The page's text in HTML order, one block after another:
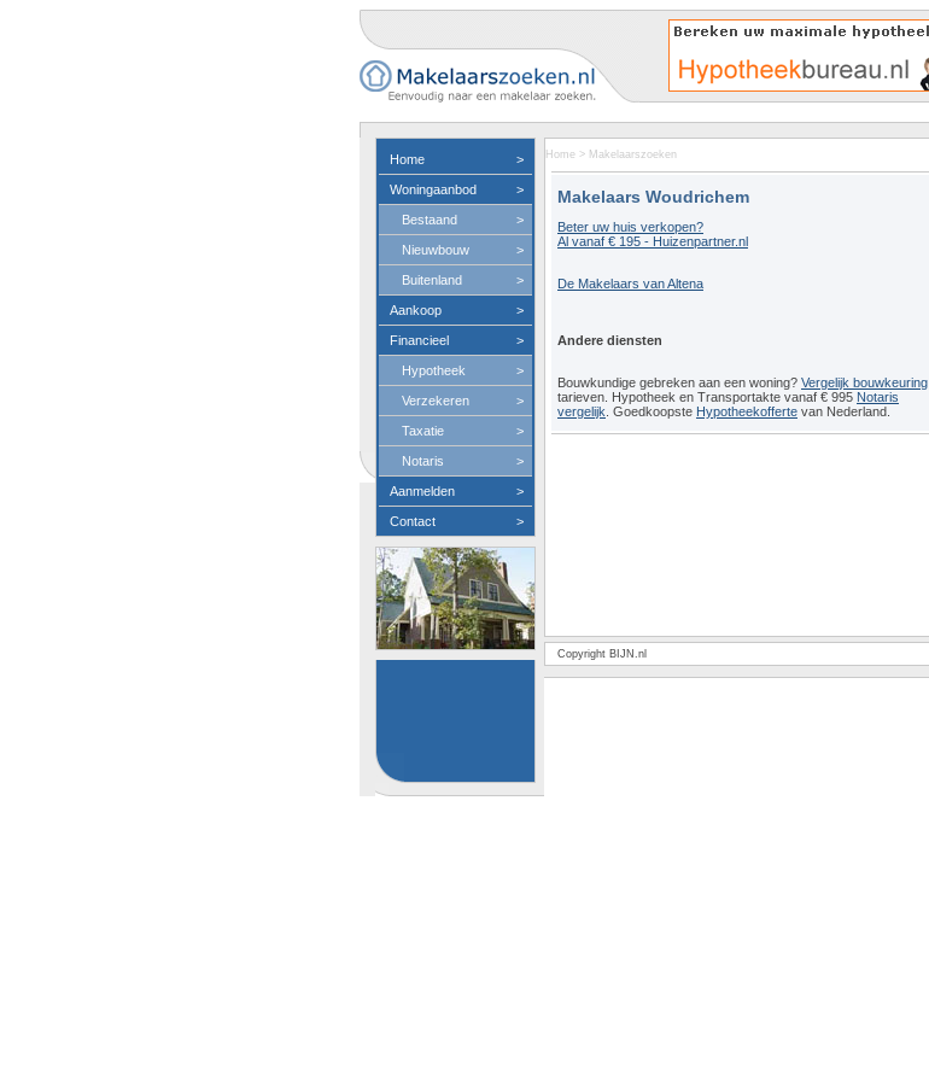
Home >
Woningaanbod >
Bestaand >
Nieuwbouw >
Buitenland >
Aankoop >
Financieel >
Hypotheek >
Verzekeren >
Taxatie >
Notaris >
Aanmelden >
Contact >
Home > Makelaarszoeken
Makelaars Woudrichem
Beter uw huis verkopen?
Al vanaf € 195 - Huizenpartner.nl
De Makelaars van Altena
Andere diensten
Bouwkundige gebreken aan een woning? Vergelijk bouwkeuring
tarieven. Hypotheek en Transportakte vanaf € 995 Notaris
vergelijk . Goedkoopste Hypotheekofferte van Nederland.
Copyright BIJN.nl